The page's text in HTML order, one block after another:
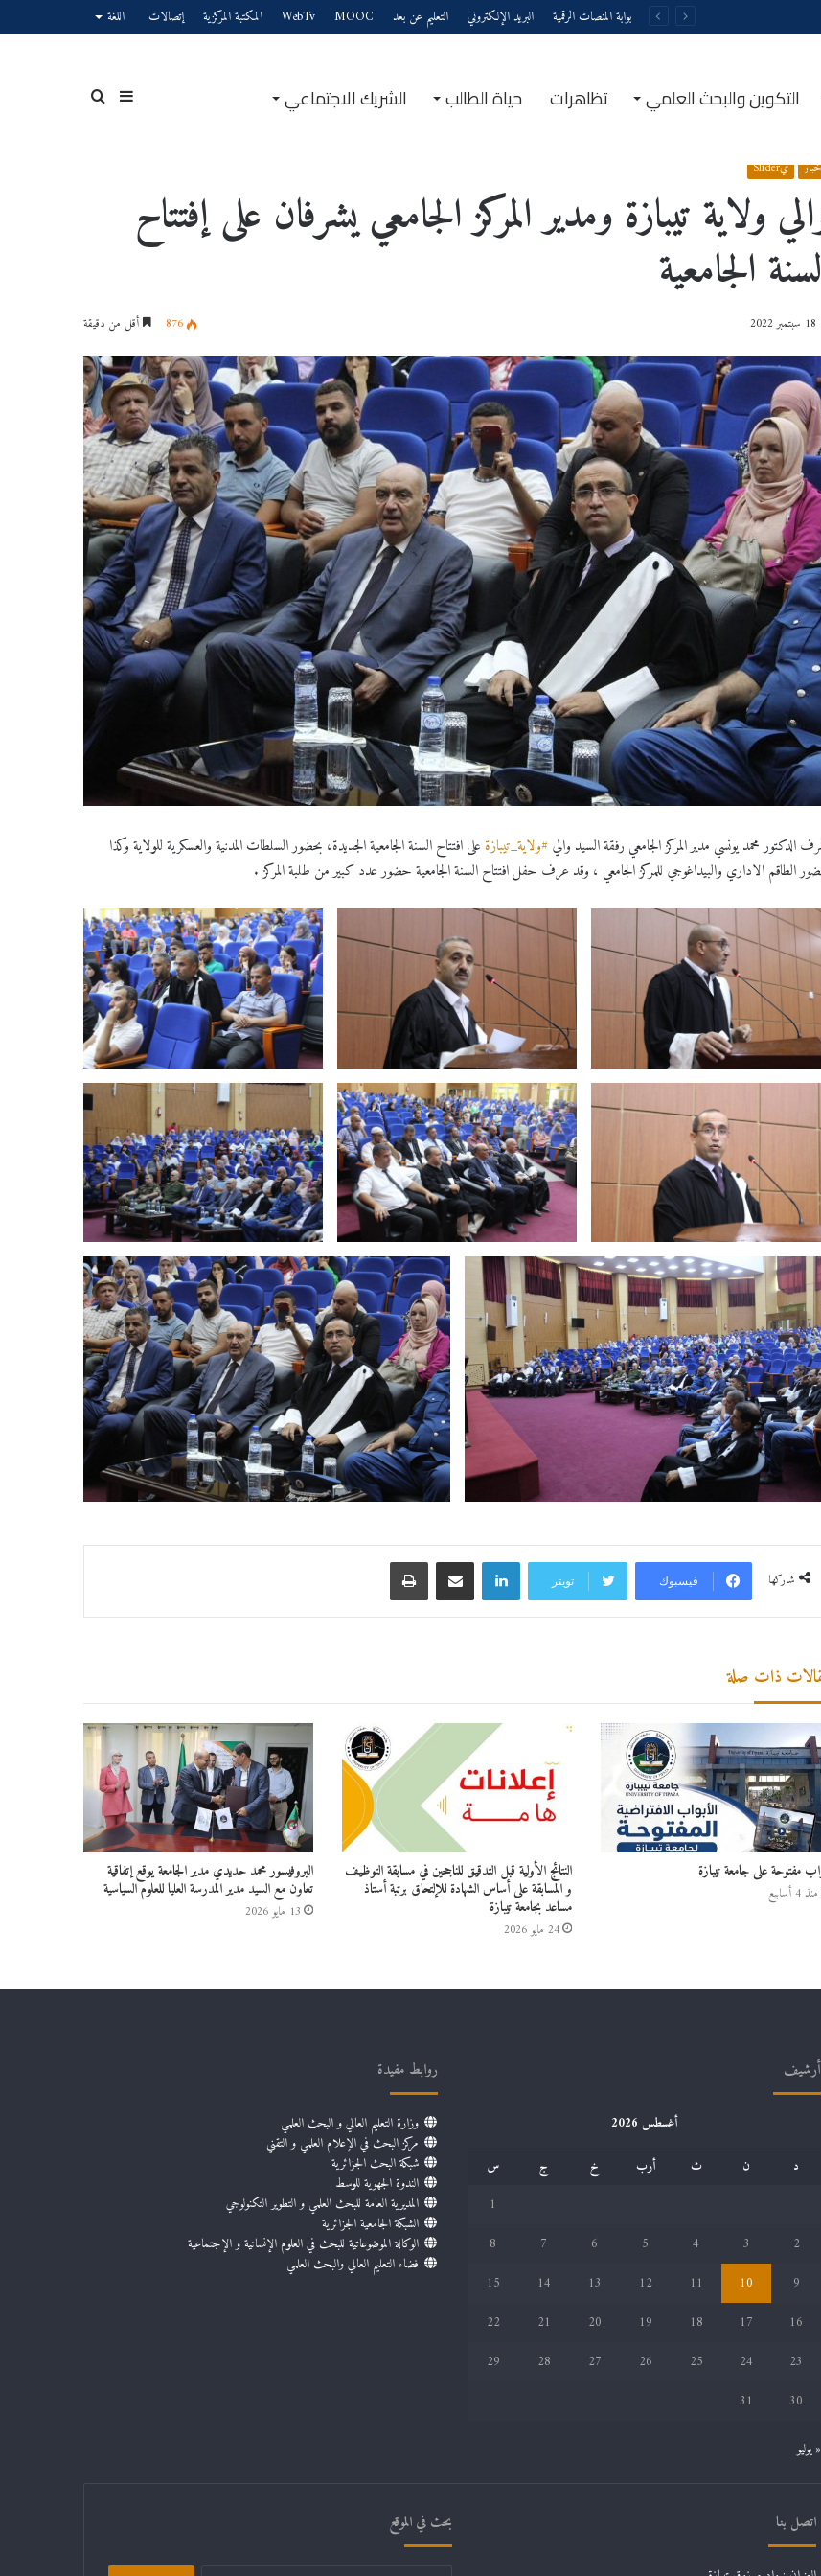
بوابة المنصات الرقمية البريد الإلكتروني التعليم عن بعد MOOC
WebTv المكتبة المركزية إتصالات اللغة
التكوين والبحث العلمي تظاهرات حياة الطالب الشريك الاجتماعي بحثإضافة
جانبي
يSlider
ولاية تيبازة ومدير المركز الجامعي يشرفان على إفتتاح
الجامعية
18 سبتمبر 2022 876 أقل من دقيقة
الدكتور محمد يونسي مدير المركز الجامعي رفقة السيد والي#ولاية_تيبازة على افتتاح السنة الجامعية الجديدة، بحضور السلطات المدنية والعسكرية للولاية وكذا
الطاقم الاداري والبيداغوجي للمركز الجامعي ، وقد عرف حفل افتتاح السنة الجامعية حضور عدد كبير من طلبة المركز .
شاركها فيسبوك تويتر
لينكدإن مشاركة عبر البريد طباعة
ذات صلة
مفتوحة على جامعة تيبازة
منذ 4 أسابيع
النتائج الأولية قبل التدقيق للناجحين في مسابقة التوظيف
و المسابقة على أساس الشهادة للإلتحاق برتبة أستاذ
مساعد بجامعة تيبازة
24 مايو 2026
البروفيسور محمد حديدي مدير الجامعة يوقع إتفاقية
تعاون مع السيد مدير المدرسة العليا للعلوم السياسية
13 مايو 2026
أرشيف
أغسطس 2026
د
ن ث أرب خ ج
س
1
2
3
4
5
6
7
8
9
10
11
12
13
14
15
16
17
18
19
20
21
22
23
24
25
26
27
28
29
30
31
« يوليو
روابط مفيدة
وزارة التعليم العالي و البحث العلمي
مركز البحث في الإعلام العلمي و التقني
شبكة البحث الجزائرية
الندوة الجهوية للوسط
المديرية العامة للبحث العلمي و التطوير التكنولوجي
الشبكة الجامعية الجزائرية
الوكالة الموضوعاتية للبحث في العلوم الإنسانية و الإجتماعية
فضاء التعليم العالي والبحث العلمي
اتصل بنا بحث في الموقع